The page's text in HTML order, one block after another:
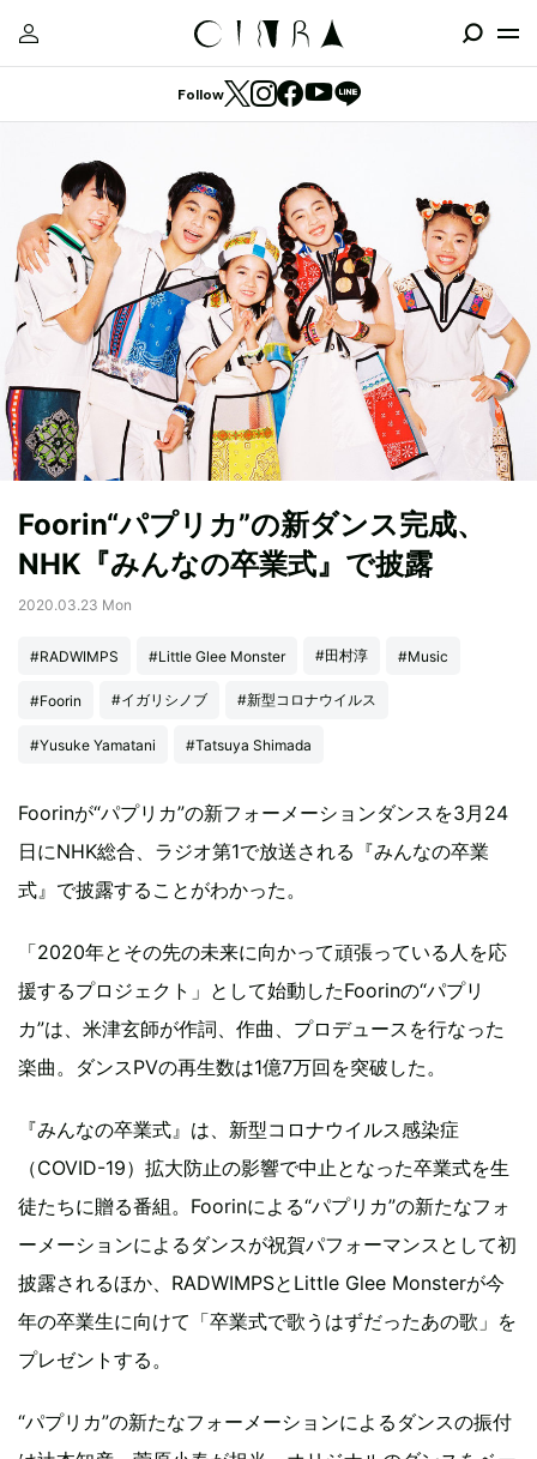
Follow
Foorin“パプリカ”の新ダンス完成、
NHK『みんなの卒業式』で披露
2020.03.23 Mon
#RADWIMPS #Little Glee Monster #田村淳 #Music
#Foorin #イガリシノブ #新型コロナウイルス
#Yusuke Yamatani #Tatsuya Shimada
Foorinが“パプリカ”の新フォーメーションダンスを3月24
日にNHK総合、ラジオ第1で放送される『みんなの卒業
式』で披露することがわかった。
「2020年とその先の未来に向かって頑張っている人を応
援するプロジェクト」として始動したFoorinの“パプリ
カ”は、米津玄師が作詞、作曲、プロデュースを行なった
楽曲。ダンスPVの再生数は1億7万回を突破した。
『みんなの卒業式』は、新型コロナウイルス感染症
（COVID-19）拡大防止の影響で中止となった卒業式を生
徒たちに贈る番組。Foorinによる“パプリカ”の新たなフォ
ーメーションによるダンスが祝賀パフォーマンスとして初
披露されるほか、RADWIMPSとLittle Glee Monsterが今
年の卒業生に向けて「卒業式で歌うはずだったあの歌」を
プレゼントする。
“パプリカ”の新たなフォーメーションによるダンスの振付